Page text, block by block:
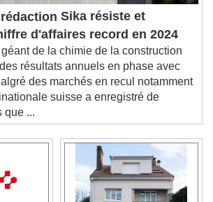
Sika résiste et
d'affaires record en 2024
de la chimie de la construction
résultats annuels en phase avec
des marchés en recul notamment
suisse a enregistré de
que ...